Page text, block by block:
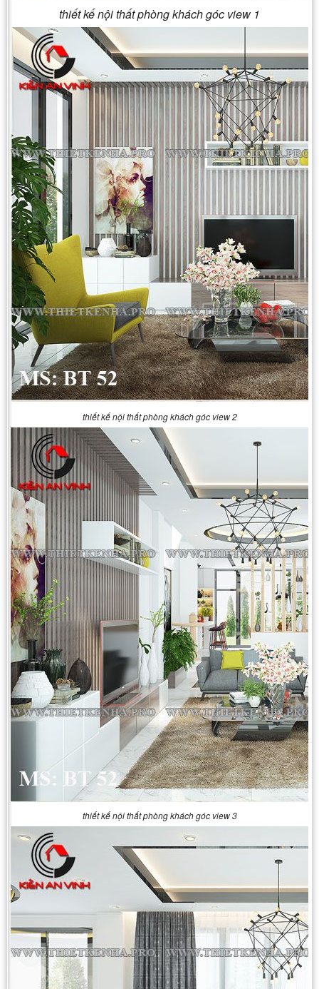
thiết kế nội thất phòng khách góc view 1
thiết kế nội thất phòng khách góc view 2
thiết kế nội thất phòng khách góc view 3